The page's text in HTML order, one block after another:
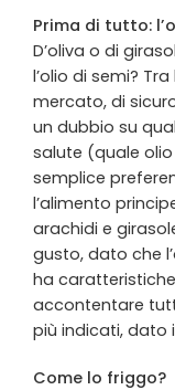
Prima di tutto: l’
D’oliva o di
l’olio di semi?
mercato, di
un dubbio su
salute (quale
semplice
l’alimento
arachidi e
gusto, dato che
ha
accontentare
più indicati, dato
Come lo friggo?